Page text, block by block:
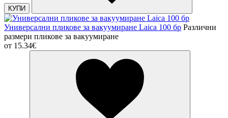
КУПИ
Универсални пликове за вакуумиране Laica 100 бр Различни
размери пликове за вакуумиране
от 15.34€